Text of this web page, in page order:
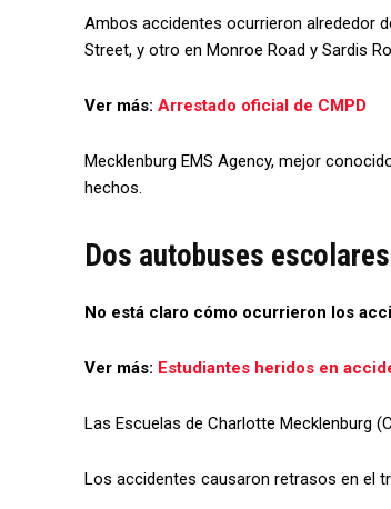
Ambos accidentes ocurrieron alrededor
Street, y otro en Monroe Road y Sardis
Ver más: Arrestado oficial de CMPD
Mecklenburg EMS Agency, mejor
hechos.
Dos autobuses
No está claro cómo ocurrieron los
Ver más: Estudiantes heridos en
Las Escuelas de Charlotte Mecklenburg
Los accidentes causaron retrasos en el